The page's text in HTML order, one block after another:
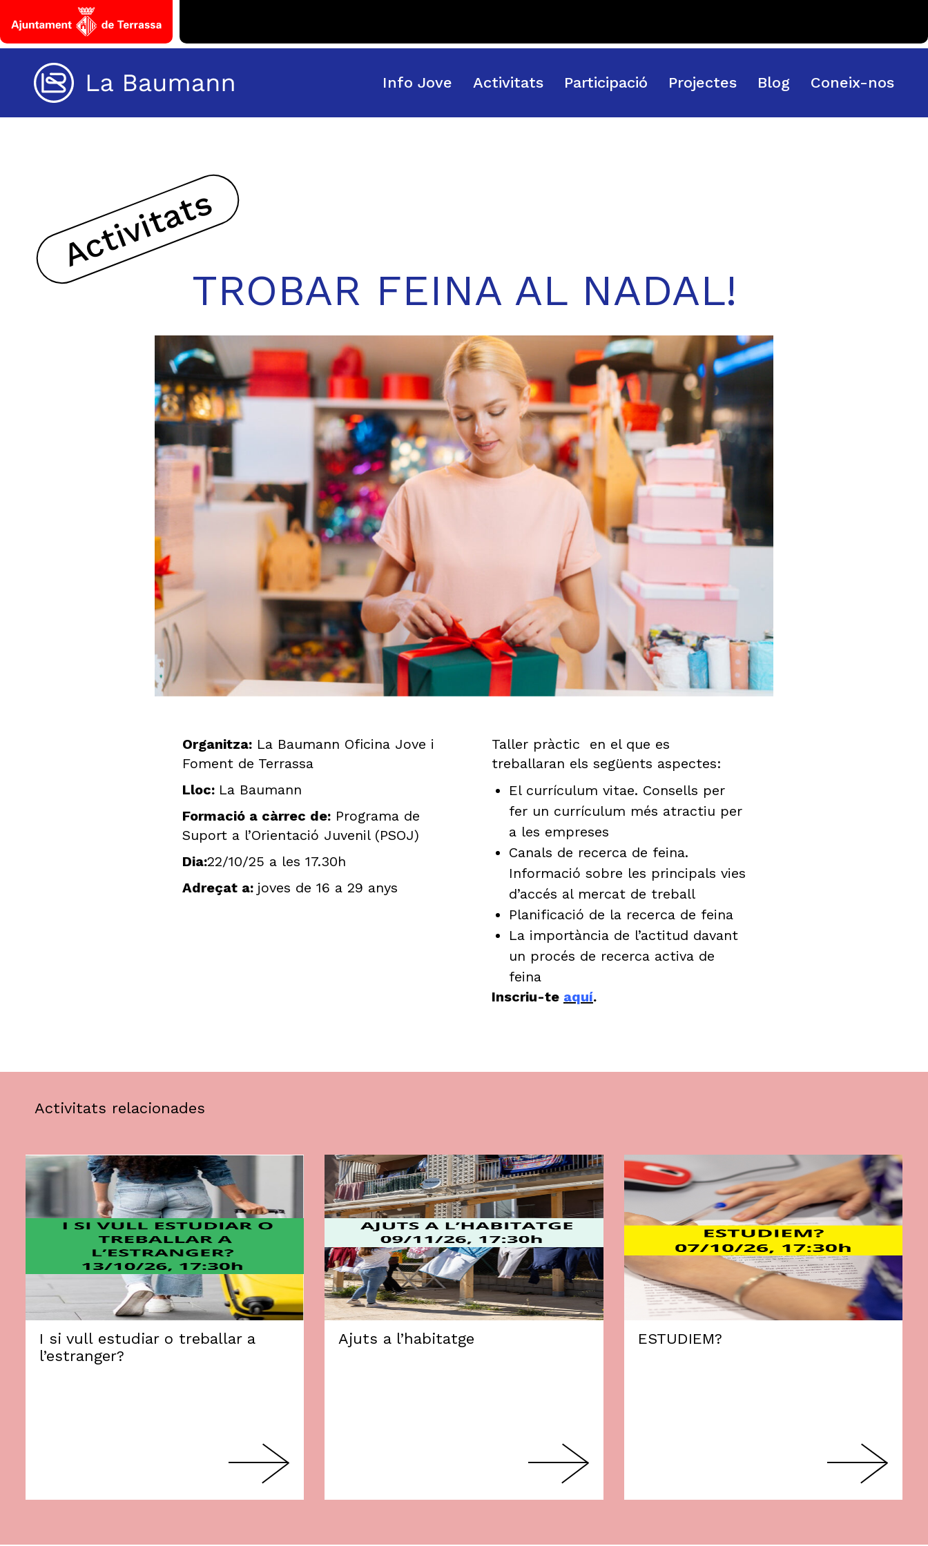
Saltar al contenido
Baumann
Info Jove Activitats Participació Projectes Blog Coneix-nos
Activitats
TROBAR FEINA AL NADAL!
Organitza: La Baumann Oficina Jove i
Foment de Terrassa
Lloc: La Baumann
Formació a càrrec de: Programa de
Suport a l’Orientació Juvenil (PSOJ)
Dia:22/10/25 a les 17.30h
Adreçat a: joves de 16 a 29 anys
Taller pràctic en el que es
treballaran els següents aspectes:
El currículum vitae. Consells per
fer un currículum més atractiu per
a les empreses
Canals de recerca de feina.
Informació sobre les principals vies
d’accés al mercat de treball
Planificació de la recerca de feina
La importància de l’actitud davant
un procés de recerca activa de
feina
Inscriu-te aquí.
Activitats relacionades
I si vull estudiar o treballar a
l’estranger?
Ajuts a l’habitatge ESTUDIEM?